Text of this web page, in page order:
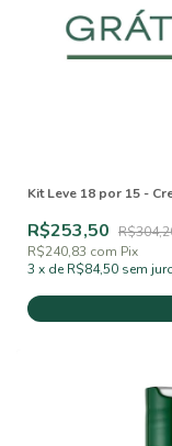
Kit Leve 18 por 15 -
R$253,50
R$240,83 com Pix
3 x de R$84,50 sem